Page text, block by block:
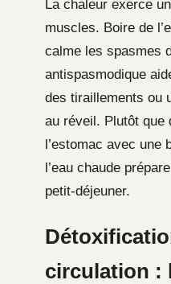
La chaleur exerce
muscles. Boire de
calme les spasmes
antispasmodique
des tiraillements ou
au réveil. Plutôt que
l’estomac avec une
l’eau chaude
petit-déjeuner.
circulation :